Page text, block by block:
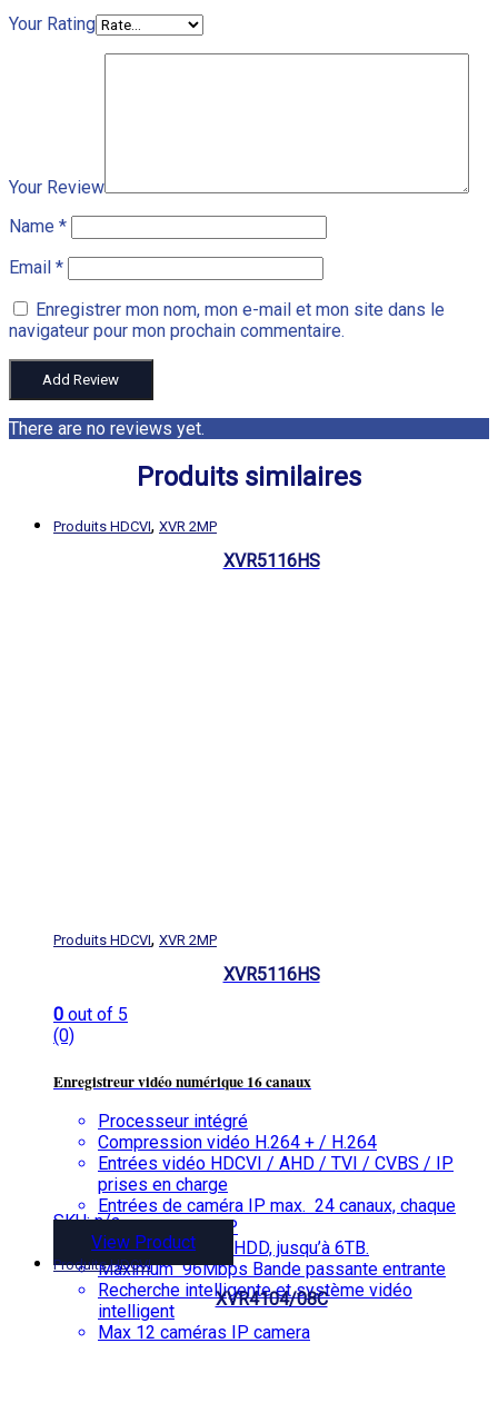
Your Rating
Your Review
Name *
Email *
Enregistrer mon nom, mon e-mail et mon site dans le
navigateur pour mon prochain commentaire.
There are no reviews yet.
Produits similaires
Produits HDCVI, XVR 2MP
XVR5116HS
Produits HDCVI, XVR 2MP
XVR5116HS
0 out of 5
(0)
Enregistreur vidéo numérique 16 canaux
Processeur intégré
Compression vidéo H.264 + / H.264
Entrées vidéo HDCVI / AHD / TVI / CVBS / IP
prises en charge
Entrées de caméra IP max. 24 canaux, chaque
canal jusqu’à 5MP
Supporte 1 SATA HDD, jusqu’à 6TB.
Maximum 96Mbps Bande passante entrante
Recherche intelligente et système vidéo
intelligent
Max 12 caméras IP camera
SKU: n/a
View Product
Produits HDCVI
XVR4104/08C